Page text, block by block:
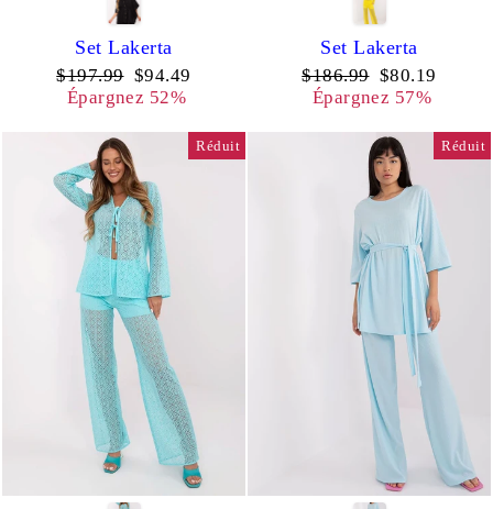
Set Lakerta
Prix
régulier
$197.99 Prix
réduit
$94.49
Épargnez 52%
Set Lakerta
Prix
régulier
$186.99 Prix
réduit
$80.19
Épargnez 57%
Réduit Réduit